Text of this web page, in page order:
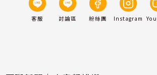
客服 討論區 粉絲團 Instagram